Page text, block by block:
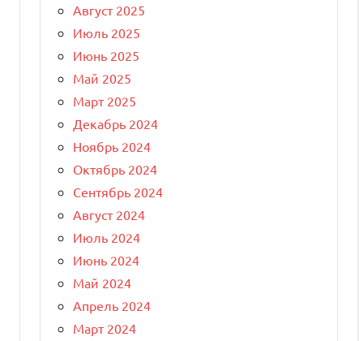
Август 2025
Июль 2025
Июнь 2025
Май 2025
Март 2025
Декабрь 2024
Ноябрь 2024
Октябрь 2024
Сентябрь 2024
Август 2024
Июль 2024
Июнь 2024
Май 2024
Апрель 2024
Март 2024